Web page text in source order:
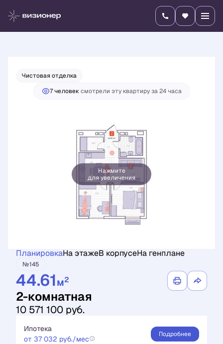
2-комнатная 10 571 100 руб.
Ипотека от 37 032 руб./мес.
Чистовая отделка
7 человексмотрели эту квартиру за 24 часа
Нажмите
для увеличения
ПланировкаНа этажеВ корпусеНа генплане
№145
44.61м2
2-комнатная
10 571 100 руб.
Ипотека
от 37 032 руб./мес
Подробнее